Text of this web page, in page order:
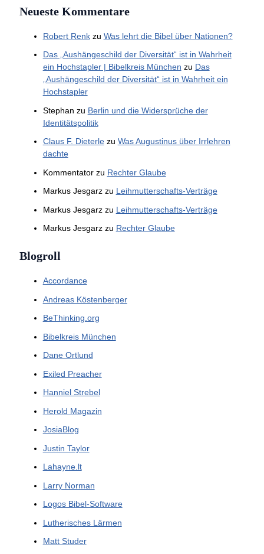
Neueste Kommentare
Robert Renkzu Was lehrt die Bibel über Nationen?
Das „Aushängeschild der Diversität“ ist in Wahrheit
ein Hochstapler | Bibelkreis München zu Das
„Aushängeschild der Diversität“ ist in Wahrheit ein
Hochstapler
Stephan zu Berlin und die Widersprüche der
Identitätspolitik
Claus F. Dieterlezu Was Augustinus über Irrlehren
dachte
Kommentatorzu Rechter Glaube
Markus Jesgarzzu Leihmutterschafts-Verträge
Markus Jesgarzzu Leihmutterschafts-Verträge
Markus Jesgarzzu Rechter Glaube
Blogroll
Accordance
Andreas Köstenberger
BeThinking.org
Bibelkreis München
Dane Ortlund
Exiled Preacher
Hanniel Strebel
Herold Magazin
JosiaBlog
Justin Taylor
Lahayne.lt
Larry Norman
Logos Bibel-Software
Lutherisches Lärmen
Matt Studer